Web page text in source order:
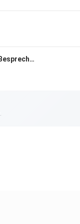
The Mandalorian Kapitel 16 - Besprechung